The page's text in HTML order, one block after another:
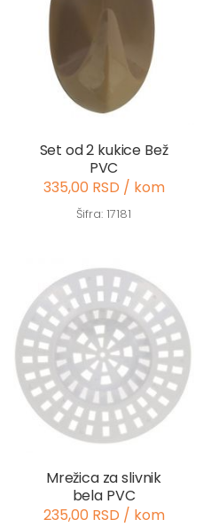
Set od 2 kukice Bež
PVC
335,00 RSD / kom
Šifra: 17181
Mrežica za slivnik
bela PVC
235,00 RSD / kom